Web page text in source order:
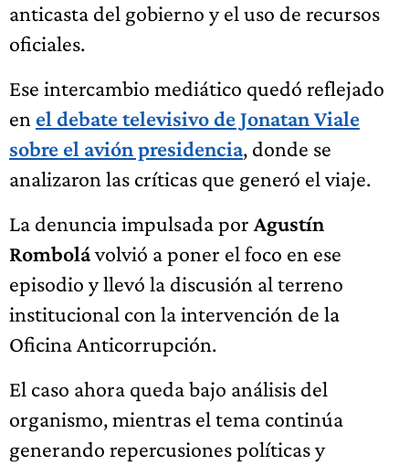
anticasta del gobierno y el uso de recursos
oficiales.
Ese intercambio mediático quedó reflejado
en el debate televisivo de Jonatan Viale
sobre el avión presidencia, donde se
analizaron las críticas que generó el viaje.
La denuncia impulsada por Agustín
Rombolávolvió a poner el foco en ese
episodio y llevó la discusión al terreno
institucional con la intervención de la
Oficina Anticorrupción.
El caso ahora queda bajo análisis del
organismo, mientras el tema continúa
generando repercusiones políticas y